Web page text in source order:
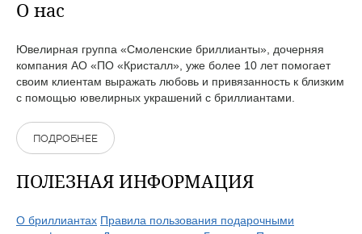
О нас
Ювелирная группа «Смоленские бриллианты», дочерняя
компания АО «ПО «Кристалл», уже более 10 лет помогает
своим клиентам выражать любовь и привязанность к близким
с помощью ювелирных украшений с бриллиантами.
ПОДРОБНЕЕ
ПОЛЕЗНАЯ ИНФОРМАЦИЯ
О бриллиантах Правила пользования подарочными